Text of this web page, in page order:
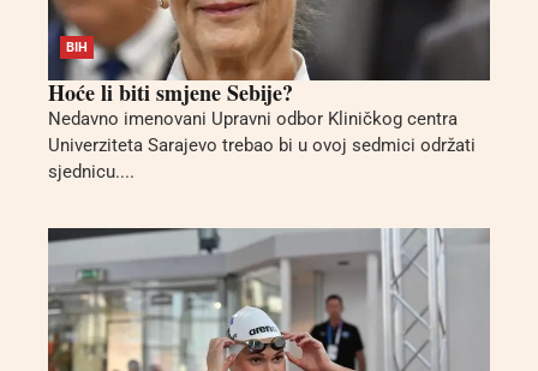
BIH
Hoće li biti smjene Sebije?
Nedavno imenovani Upravni odbor Kliničkog centra
Univerziteta Sarajevo trebao bi u ovoj sedmici održati
sjednicu....